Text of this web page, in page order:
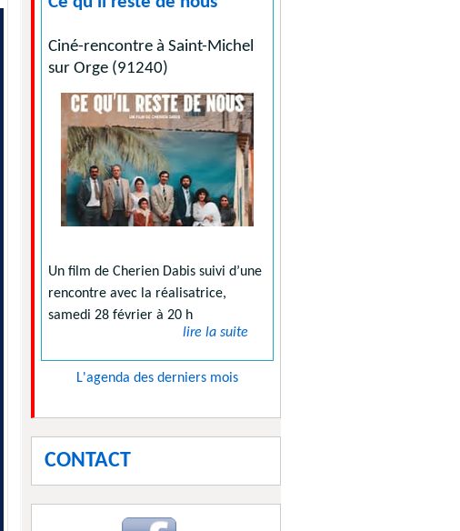
Ciné-rencontre à Saint-Michel
sur Orge (91240)
Un film de Cherien Dabis suivi d’une
rencontre avec la réalisatrice,
samedi 28 février à 20 h
lire la suite
L'agenda des derniers mois
CONTACT